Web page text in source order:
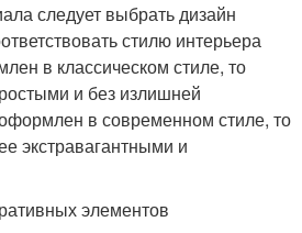
следует выбрать дизайн
стилю интерьера
в классическом стиле, то
и без излишней
в современном стиле, то
экстравагантными и
элементов